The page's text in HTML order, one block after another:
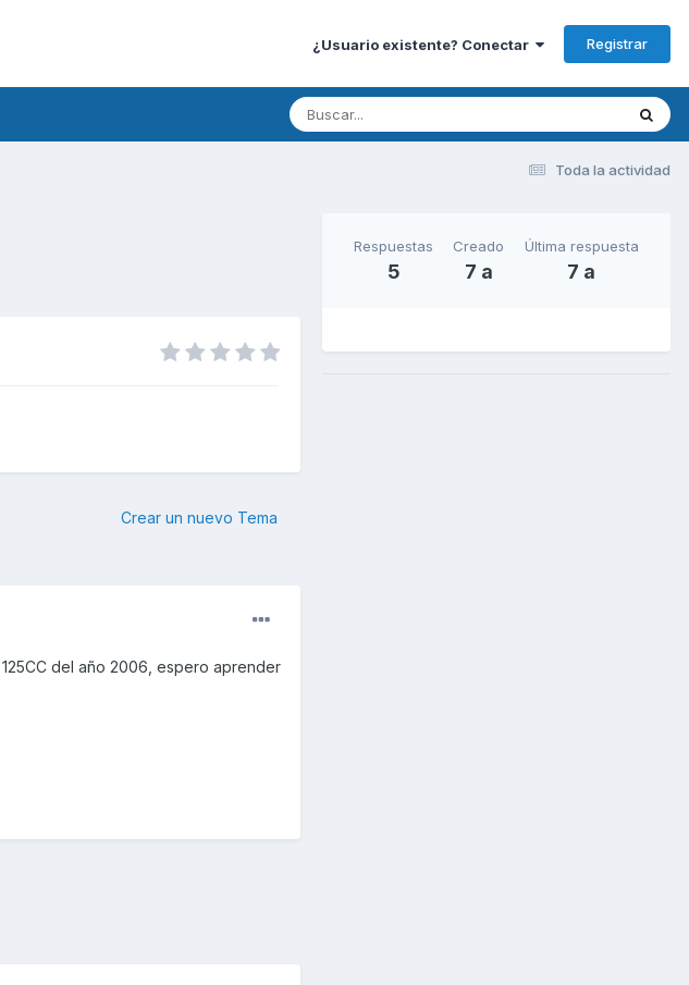
¿Usuario existente? Conectar Registrar
Toda la actividad
Crear un nuevo Tema
125CC del año 2006, espero aprender
Respuestas
5
Creado
7 a
Última respuesta
7 a